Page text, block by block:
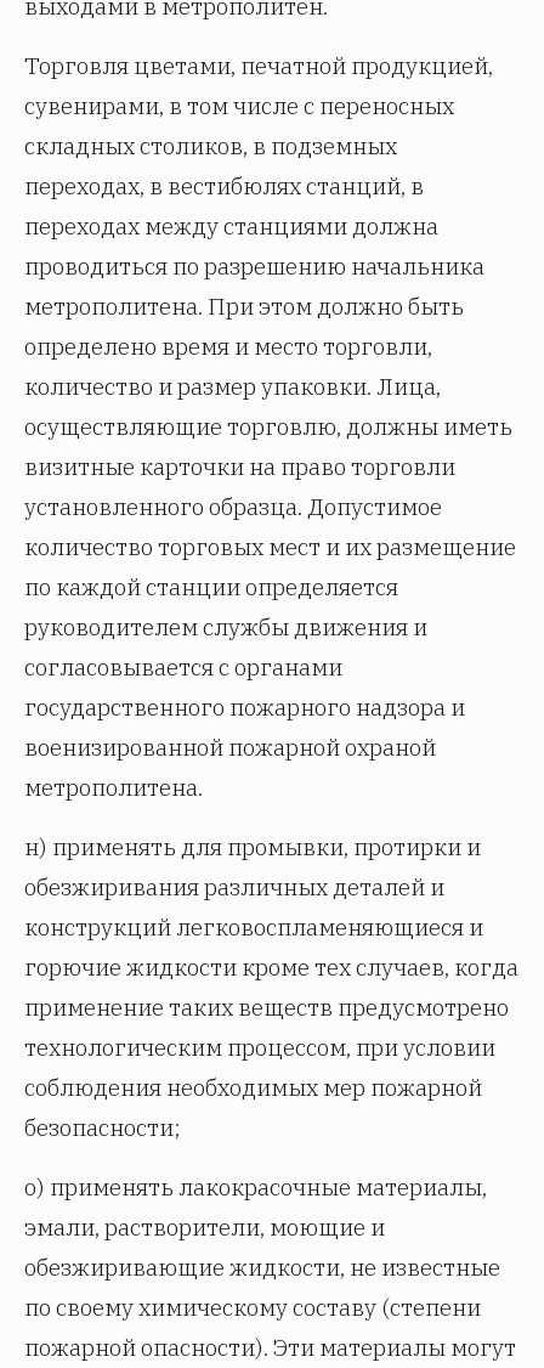
Торговля цветами, печатной продукцией,
сувенирами, в том числе с переносных
складных столиков, в подземных
переходах, в вестибюлях станций, в
переходах между станциями должна
проводиться по разрешению начальника
метрополитена. При этом должно быть
определено время и место торговли,
количество и размер упаковки. Лица,
осуществляющие торговлю, должны иметь
визитные карточки на право торговли
установленного образца. Допустимое
количество торговых мест и их размещение
по каждой станции определяется
руководителем службы движения и
согласовывается с органами
государственного пожарного надзора и
военизированной пожарной охраной
метрополитена.
н) применять для промывки, протирки и
обезжиривания различных деталей и
конструкций легковоспламеняющиеся и
горючие жидкости кроме тех случаев, когда
применение таких веществ предусмотрено
технологическим процессом, при условии
соблюдения необходимых мер пожарной
безопасности;
о) применять лакокрасочные материалы,
эмали, растворители, моющие и
обезжиривающие жидкости, не известные
по своему химическому составу (степени
пожарной опасности). Эти материалы могут